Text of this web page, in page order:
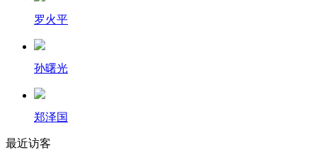
罗火平
孙曙光
郑泽国
最近访客